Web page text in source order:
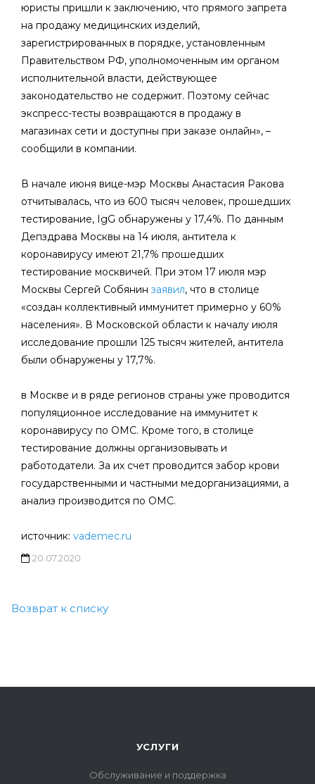
юристы пришли к заключению, что прямого запрета
на продажу медицинских изделий,
зарегистрированных в порядке, установленным
Правительством РФ, уполномоченным им органом
исполнительной власти, действующее
законодательство не содержит. Поэтому сейчас
экспресс-тесты возвращаются в продажу в
магазинах сети и доступны при заказе онлайн», –
сообщили в компании.
В начале июня вице-мэр Москвы Анастасия Ракова
отчитывалась, что из 600 тысяч человек, прошедших
тестирование, IgG обнаружены у 17,4%. По данным
Депздрава Москвы на 14 июля, антитела к
коронавирусу имеют 21,7% прошедших
тестирование москвичей. При этом 17 июля мэр
Москвы Сергей Собянин заявил, что в столице
«создан коллективный иммунитет примерно у 60%
населения». В Московской области к началу июля
исследование прошли 125 тысяч жителей, антитела
были обнаружены у 17,7%.
в Москве и в ряде регионов страны уже проводится
популяционное исследование на иммунитет к
коронавирусу по ОМС. Кроме того, в столице
тестирование должны организовывать и
работодатели. За их счет проводится забор крови
государственными и частными медорганизациями, а
анализ производится по ОМС.
источник: vademec.ru
20.07.2020
Возврат к списку
УСЛУГИ
Обслуживание и поддержка